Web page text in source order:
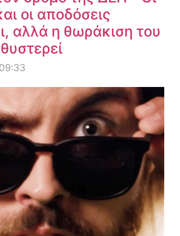
οι αποδόσεις
αλλά η θωράκιση του